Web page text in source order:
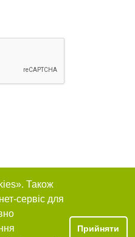
Також
сервіс для
Прийняти